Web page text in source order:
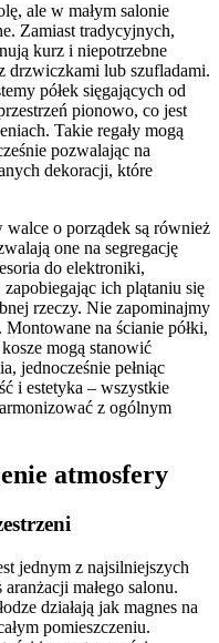
ale w małym salonie
Zamiast tradycyjnych,
kurz i niepotrzebne
drzwiczkami lub szufladami.
półek sięgających od
pionowo, co jest
Takie regały mogą
pozwalając na
dekoracji, które
o porządek są również
one na segregację
do elektroniki,
ich plątaniu się
rzeczy. Nie zapominajmy
na ścianie półki,
mogą stanowić
jednocześnie pełniąc
i estetyka – wszystkie
z ogólnym
atmosfery
jednym z najsilniejszych
małego salonu.
działają jak magnes na
pomieszczeniu.